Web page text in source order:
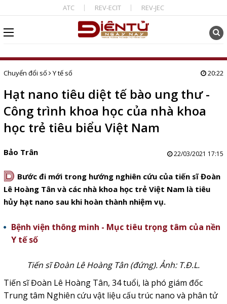
ATC REV-ECIT REV-JEC
Chuyển đổi số Y tế số 20:22
Hạt nano tiêu diệt tế bào ung thư -
Công trình khoa học của nhà khoa
học trẻ tiêu biểu Việt Nam
Bảo Trân 22/03/2021 17:15
D Bước đi mới trong hướng nghiên cứu của tiến sĩ Đoàn
Lê Hoàng Tân và các nhà khoa học trẻ Việt Nam là tiêu
hủy hạt nano sau khi hoàn thành nhiệm vụ.
Bệnh viện thông minh - Mục tiêu trọng tâm của nền
Y tế số
Tiến sĩ Đoàn Lê Hoàng Tân (đứng). Ảnh: T.Đ.L.
Tiến sĩ Đoàn Lê Hoàng Tân, 34 tuổi, là phó giám đốc
Trung tâm Nghiên cứu vật liệu cấu trúc nano và phân tử